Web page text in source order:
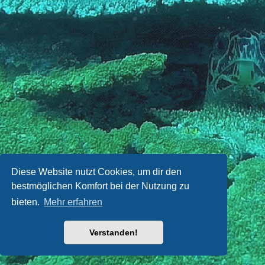
Diese Website nutzt Cookies, um dir den
bestmöglichen Komfort bei der Nutzung zu
bieten. Mehr erfahren
Verstanden!